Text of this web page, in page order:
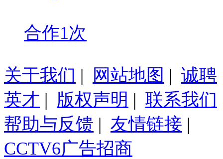
合作1次
关于我们 | 网站地图 | 诚聘
英才 | 版权声明 | 联系我们
帮助与反馈 | 友情链接 |
CCTV6广告招商